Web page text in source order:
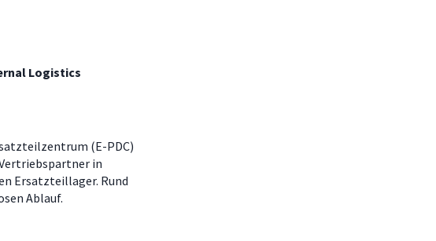
Logistics
(E-PDC)
in
Ersatzteillager. Rund
Ablauf.